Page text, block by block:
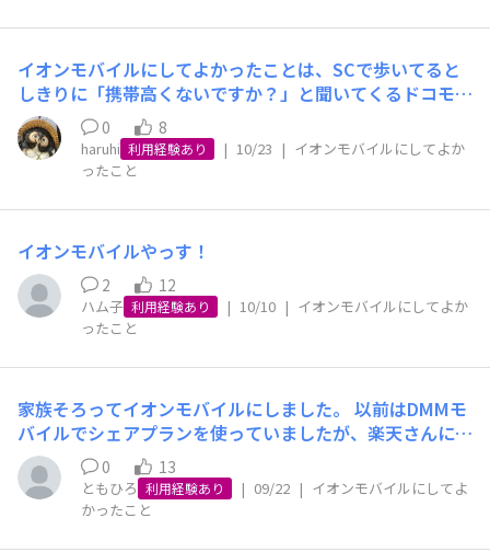
慌てて忘れちゃったのかもしれない。😅次回、１回線(au
回線)追加でつけるからそれもあるから慌ててしまったん
だろうなぁ〜💦 でも、エコバッグ、たまご券と家庭用品
が貰えた。 嬉しい☺️ 駐車場🅿️代金もおまけして貰えた
よ。😅 ありがとうございます😭平日で良かった。土日な
ら死んでる。
イオンモバイルにしてよかったことは、SCで歩いてると
しきりに「携帯高くないですか？」と聞いてくるドコモや
SBやUQのお兄ちゃんに、「イオンモバイルです」（ドヤ
顔）で回答してティッシュだけもらってさよなら出来るこ
とです。（いやほんとしつこくありませんか？）
0 8
haruhi 利用経験あり | 10/23 | イオンモバイルにしてよか
ったこと
イオンモバイルやっす！
2 12
ハム子 利用経験あり | 10/10 | イオンモバイルにしてよか
ったこと
家族そろってイオンモバイルにしました。 以前はDMMモ
バイルでシェアプランを使っていましたが、楽天さんに吸
収され、新規契約が出来なくなった。 基本的に、自宅WIF
Iなので、外出時にある程度使えれば良いかな。
0 13
ともひろ 利用経験あり | 09/22 | イオンモバイルにしてよ
かったこと